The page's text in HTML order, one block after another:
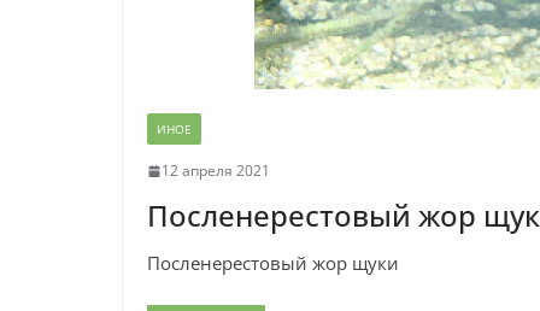
ИНОЕ
12 апреля 2021
Посленерестовый жор
Посленерестовый жор щуки